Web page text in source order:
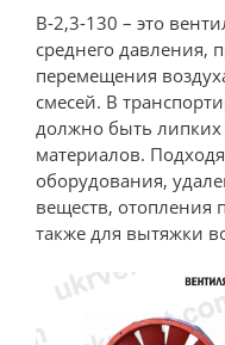
В-2,3-130 – это
среднего давления,
перемещения
смесей. В
должно быть
материалов.
оборудования,
веществ,
также для вытяжки